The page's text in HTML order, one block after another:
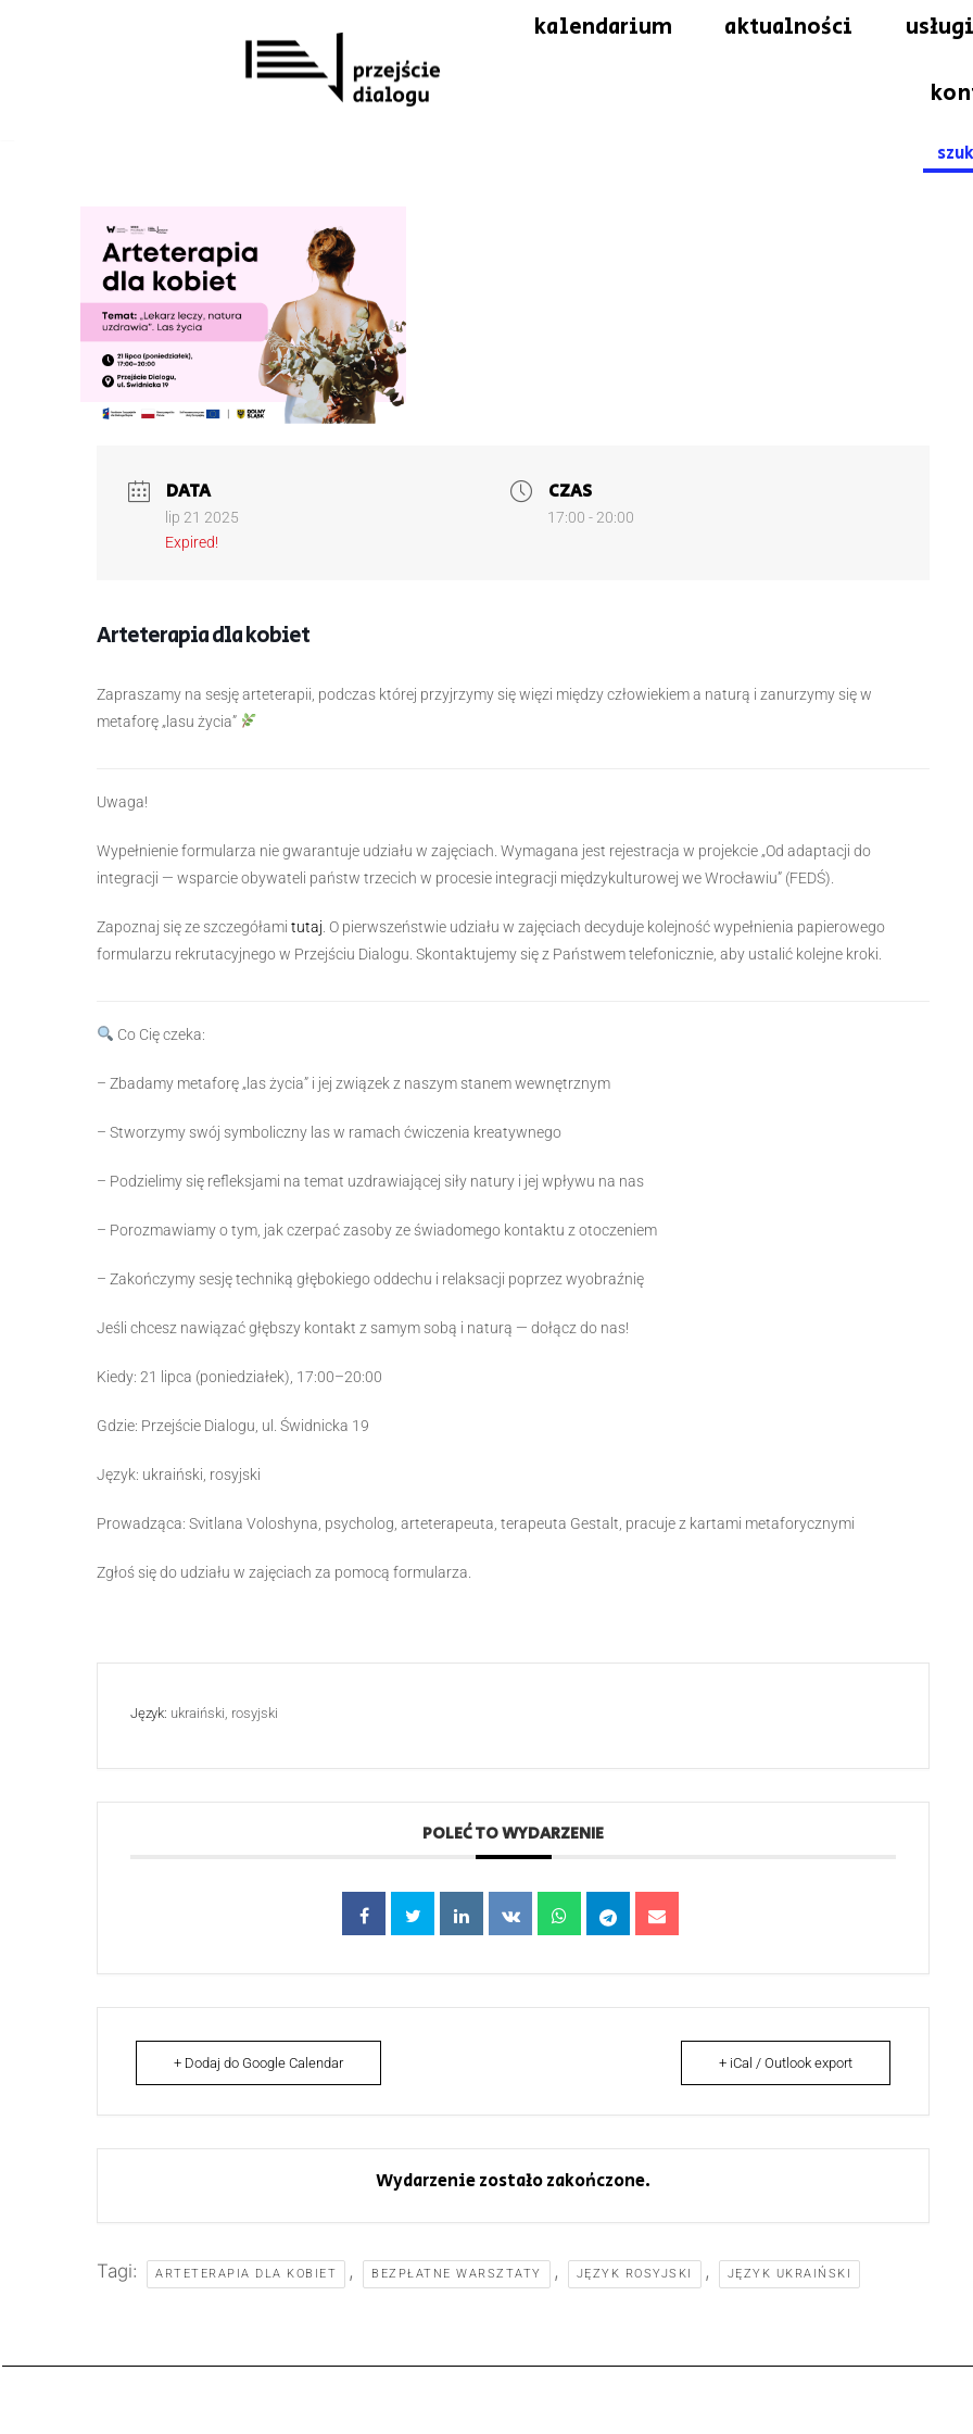
kalendarium aktualności
for:
DATA
lip 21 2025
Expired!
CZAS
17:00 - 20:00
Arteterapia dla kobiet
Zapraszamy na sesję arteterapii, podczas której przyjrzymy się więzi między człowiekiem a naturą i zanurzymy się w
metaforę „lasu życia”
Uwaga!
Wypełnienie formularza nie gwarantuje udziału w zajęciach. Wymagana jest rejestracja w projekcie „Od adaptacji do
integracji — wsparcie obywateli państw trzecich w procesie integracji międzykulturowej we Wrocławiu” (FEDŚ).
Zapoznaj się ze szczegółami tutaj . O pierwszeństwie udziału w zajęciach decyduje kolejność wypełnienia papierowego
formularzu rekrutacyjnego w Przejściu Dialogu. Skontaktujemy się z Państwem telefonicznie, aby ustalić kolejne kroki.
Co Cię czeka:
– Zbadamy metaforę „las życia” i jej związek z naszym stanem wewnętrznym
– Stworzymy swój symboliczny las w ramach ćwiczenia kreatywnego
– Podzielimy się refleksjami na temat uzdrawiającej siły natury i jej wpływu na nas
– Porozmawiamy o tym, jak czerpać zasoby ze świadomego kontaktu z otoczeniem
– Zakończymy sesję techniką głębokiego oddechu i relaksacji poprzez wyobraźnię
Jeśli chcesz nawiązać głębszy kontakt z samym sobą i naturą — dołącz do nas!
Kiedy: 21 lipca (poniedziałek), 17:00–20:00
Gdzie: Przejście Dialogu, ul. Świdnicka 19
Język: ukraiński, rosyjski
Prowadząca: Svitlana Voloshyna, psycholog, arteterapeuta, terapeuta Gestalt, pracuje z kartami metaforycznymi
Zgłoś się do udziału w zajęciach za pomocą formularza.
Język: ukraiński, rosyjski
POLEĆ TO WYDARZENIE
+ Dodaj do Google Calendar + iCal / Outlook export
Wydarzenie zostało zakończone.
Tagi: ARTETERAPIA DLA KOBIET , BEZPŁATNE WARSZTATY , JĘZYK ROSYJSKI , JĘZYK UKRAIŃSKI